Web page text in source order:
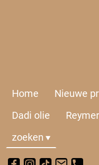
Home Nieuwe
Dadi olie
zoeken